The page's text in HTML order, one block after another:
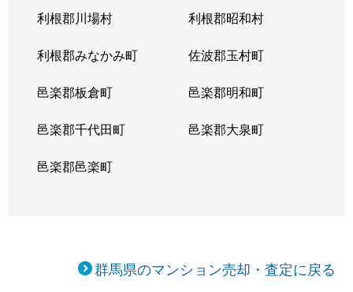
利根郡川場村 利根郡昭和村
利根郡みなかみ町 佐波郡玉村町
邑楽郡板倉町 邑楽郡明和町
邑楽郡千代田町 邑楽郡大泉町
邑楽郡邑楽町
群馬県のマンション売却・査定に戻る